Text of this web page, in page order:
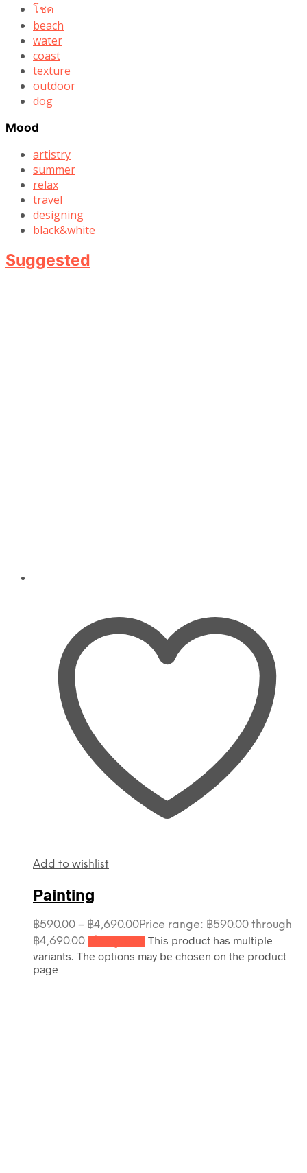
โชค
beach
water
coast
texture
outdoor
dog
Mood
artistry
summer
relax
travel
designing
black&white
Suggested
Add to wishlist
Painting
฿590.00 – ฿4,690.00Price range: ฿590.00 through
฿4,690.00
This product has multiple
variants. The options may be chosen on the product
page